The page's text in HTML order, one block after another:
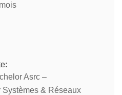
Asrc –
Systèmes & Réseaux